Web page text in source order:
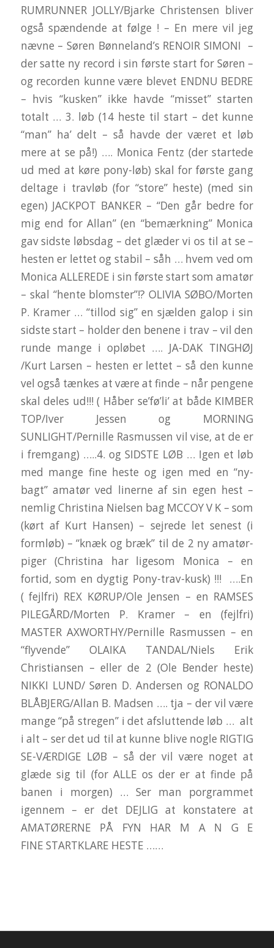
RUMRUNNER JOLLY/Bjarke Christensen bliver
også spændende at følge ! – En mere vil jeg
nævne – Søren Bønneland’s RENOIR SIMONI –
der satte ny record i sin første start for Søren –
og recorden kunne være blevet ENDNU BEDRE
– hvis “kusken” ikke havde “misset” starten
totalt … 3. løb (14 heste til start – det kunne
“man” ha’ delt – så havde der været et løb
mere at se på!) …. Monica Fentz (der startede
ud med at køre pony-løb) skal for første gang
deltage i travløb (for “store” heste) (med sin
egen) JACKPOT BANKER – “Den går bedre for
mig end for Allan” (en “bemærkning” Monica
gav sidste løbsdag – det glæder vi os til at se –
hesten er lettet og stabil – såh … hvem ved om
Monica ALLEREDE i sin første start som amatør
– skal “hente blomster”!? OLIVIA SØBO/Morten
P. Kramer … “tillod sig” en sjælden galop i sin
sidste start – holder den benene i trav – vil den
runde mange i opløbet …. JA-DAK TINGHØJ
/Kurt Larsen – hesten er lettet – så den kunne
vel også tænkes at være at finde – når pengene
skal deles ud!!! ( Håber se’fø’li’ at både KIMBER
TOP/Iver Jessen og MORNING
SUNLIGHT/Pernille Rasmussen vil vise, at de er
i fremgang) …..4. og SIDSTE LØB … Igen et løb
med mange fine heste og igen med en “ny-
bagt” amatør ved linerne af sin egen hest –
nemlig Christina Nielsen bag MCCOY V K – som
(kørt af Kurt Hansen) – sejrede let senest (i
formløb) – “knæk og bræk” til de 2 ny amatør-
piger (Christina har ligesom Monica – en
fortid, som en dygtig Pony-trav-kusk) !!! ….En
( fejlfri) REX KØRUP/Ole Jensen – en RAMSES
PILEGÅRD/Morten P. Kramer – en (fejlfri)
MASTER AXWORTHY/Pernille Rasmussen – en
“flyvende” OLAIKA TANDAL/Niels Erik
Christiansen – eller de 2 (Ole Bender heste)
NIKKI LUND/ Søren D. Andersen og RONALDO
BLÅBJERG/Allan B. Madsen …. tja – der vil være
mange “på stregen” i det afsluttende løb … alt
i alt – ser det ud til at kunne blive nogle RIGTIG
SE-VÆRDIGE LØB – så der vil være noget at
glæde sig til (for ALLE os der er at finde på
banen i morgen) … Ser man porgrammet
igennem – er det DEJLIG at konstatere at
AMATØRERNE PÅ FYN HAR M A N G E
FINE STARTKLARE HESTE ……